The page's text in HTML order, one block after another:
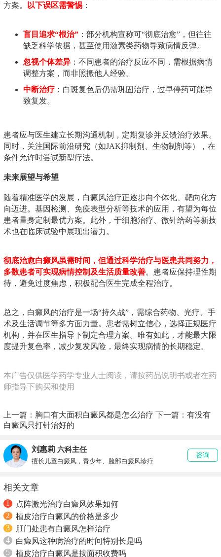
方案。
以下误区需警惕 ：
盲目追求“根治” ：部分机构宣称可“彻底治愈”，但往往
缺乏科学依据，甚至使用激素类药物导致病情反弹。
忽视个体差异 ：不同患者的治疗反应不同，需根据病情
调整方案，而非照搬他人经验。
中断治疗 ：白斑复色后仍需巩固治疗，过早停药可能导
致复发。
患者应与医生建立长期沟通机制，定期复诊并反馈治疗效果。
同时，关注国际前沿研究（如JAK抑制剂、生物制剂等），在
条件允许时尝试新型疗法。
未来展望与希望
随着精准医学的发展，白癜风治疗正逐步向个体化、靶向化方
向迈进。基因检测、免疫表型分析等技术的应用，有望为每位
患者量身定制最优方案。此外，干细胞治疗、微针给药等新技
术也在临床试验中展现出潜力。
彻底治愈白癜风虽需时间，但通过科学治疗与医患共同努力，
多数患者可实现病情控制及生活质量改善。患者应保持理性期
待，避免过度焦虑，积极配合医生完成全程治疗。
总之，白癜风的治疗是一场“持久战”，需综合药物、光疗、手
术及生活调节等多方面力量。患者需树立信心，选择正规医疗
机构，并在医生指导下制定合理方案。唯有如此，才能最大限
度提升复色率，减少复发风险，最终实现病情的长期稳定。
本广告仅供医学药学专业人士阅读，请按药品说明书或者在药
师指导下购买和使用
上一篇： 胸口有大面积白癜风都是怎么治疗 下一篇： 有没有
白癜风只打针治好的
刘惠莉 六科主任
擅长儿童白癜风，青少年、脸部白癜风诊疗
咨询
相关文章
1
点阵激光治疗白癜风效果如何
2
植皮治疗白癜风的价格是多少
3
肛门处患有白癜风怎样治疗
4
白癜风这种病治疗的时间特别长是吗
5
植皮治疗白癜风是按面积收费吗